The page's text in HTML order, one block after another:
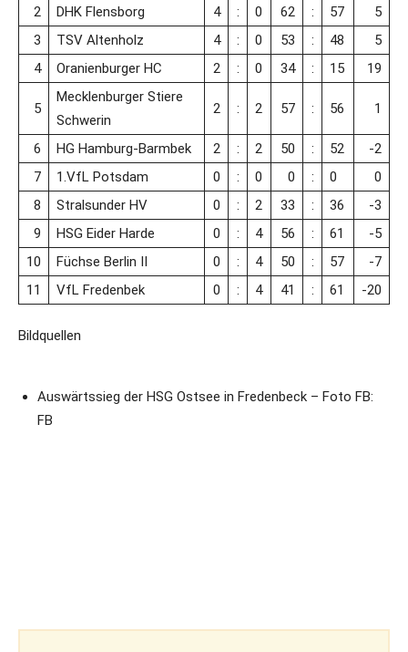
2 DHK Flensborg 4 : 0 62 : 57
5
3
TSV Altenholz 4 : 0 53 : 48
5
4
Oranienburger HC 2 : 0 34 : 15 19
5
Mecklenburger Stiere
Schwerin
2 : 2 57 : 56 1
6 HG Hamburg-Barmbek 2 : 2 50 : 52
-2
7
1.VfL Potsdam 0 : 0 0 : 0
0
8
Stralsunder HV 0 : 2 33 : 36
-3
9
HSG Eider Harde 0 : 4 56 : 61
-5
10
Füchse Berlin II 0 : 4 50 : 57
-7
11
VfL Fredenbek 0 : 4 41 : 61 -20
Bildquellen
Auswärtssieg der HSG Ostsee in Fredenbeck – Foto FB:
FB